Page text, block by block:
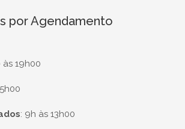
por Agendamento
às 19h00
: 9h às 13h00